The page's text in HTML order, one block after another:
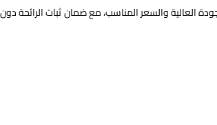
العالية والسعر المناسب، مع ضمان ثبات الرائحة